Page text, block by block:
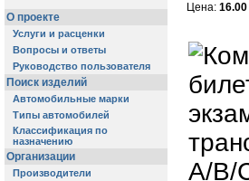
О проекте
Услуги и расценки
Вопросы и ответы
Руководство пользователя
Поиск изделий
Автомобильные марки
Типы автомобилей
Классификация по
назначению
Организации
Производители
Цена: 16.00